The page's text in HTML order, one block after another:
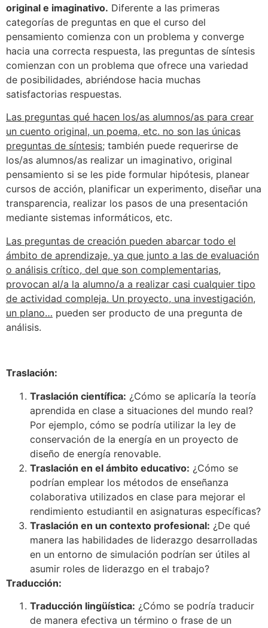
original e imaginativo. Diferente a las primeras
categorías de preguntas en que el curso del
pensamiento comienza con un problema y converge
hacia una correcta respuesta, las preguntas de síntesis
comienzan con un problema que ofrece una variedad
de posibilidades, abriéndose hacia muchas
satisfactorias respuestas.
Las preguntas qué hacen los/as alumnos/as para crear
un cuento original, un poema, etc. no son las únicas
preguntas de síntesis; también puede requerirse de
los/as alumnos/as realizar un imaginativo, original
pensamiento si se les pide formular hipótesis, planear
cursos de acción, planificar un experimento, diseñar una
transparencia, realizar los pasos de una presentación
mediante sistemas informáticos, etc.
Las preguntas de creación pueden abarcar todo el
ámbito de aprendizaje, ya que junto a las de evaluación
o análisis crítico, del que son complementarias,
provocan al/a la alumno/a a realizar casi cualquier tipo
de actividad compleja. Un proyecto, una investigación,
un plano… pueden ser producto de una pregunta de
análisis.
Traslación:
Traslación científica: ¿Cómo se aplicaría la teoría
aprendida en clase a situaciones del mundo real?
Por ejemplo, cómo se podría utilizar la ley de
conservación de la energía en un proyecto de
diseño de energía renovable.
Traslación en el ámbito educativo: ¿Cómo se
podrían emplear los métodos de enseñanza
colaborativa utilizados en clase para mejorar el
rendimiento estudiantil en asignaturas específicas?
Traslación en un contexto profesional: ¿De qué
manera las habilidades de liderazgo desarrolladas
en un entorno de simulación podrían ser útiles al
asumir roles de liderazgo en el trabajo?
Traducción:
Traducción lingüística: ¿Cómo se podría traducir
de manera efectiva un término o frase de un